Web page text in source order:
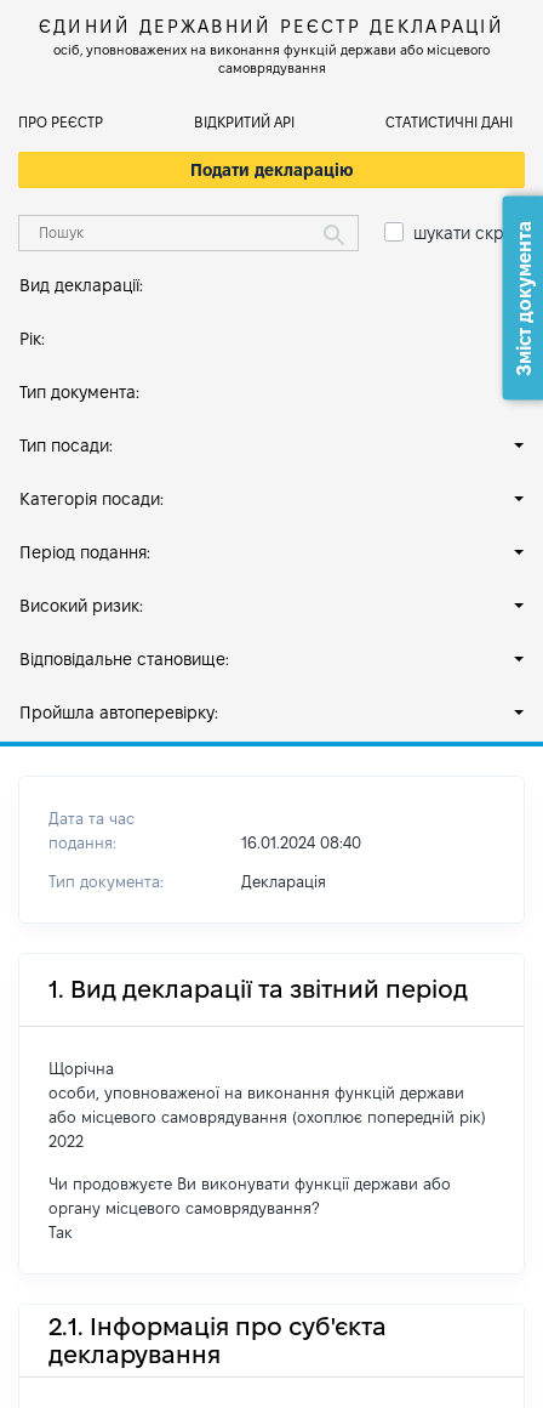
ЄДИНИЙ ДЕРЖАВНИЙ РЕЄСТР ДЕКЛАРАЦІЙ
осіб, уповноважених на виконання функцій держави або місцевого
самоврядування
ПРО РЕЄСТР ВІДКРИТИЙ АРІ СТАТИСТИЧНІ ДАНІ
Подати декларацію
шукати скрізь
Вид декларації:
Рік:
Тип документа:
Тип посади:
Категорія посади:
Період подання:
Високий ризик:
Відповідальне становище:
Пройшла автоперевірку:
Дата та час
подання:
16.01.2024 08:40
Тип документа: Декларація
1. Вид декларації та звітний період
Щорічна
особи, уповноваженої на виконання функцій держави
або місцевого самоврядування (охоплює попередній рік)
2022
Чи продовжуєте Ви виконувати функції держави або
органу місцевого самоврядування?
Так
2.1. Інформація про суб'єкта
декларування
Зміст документа